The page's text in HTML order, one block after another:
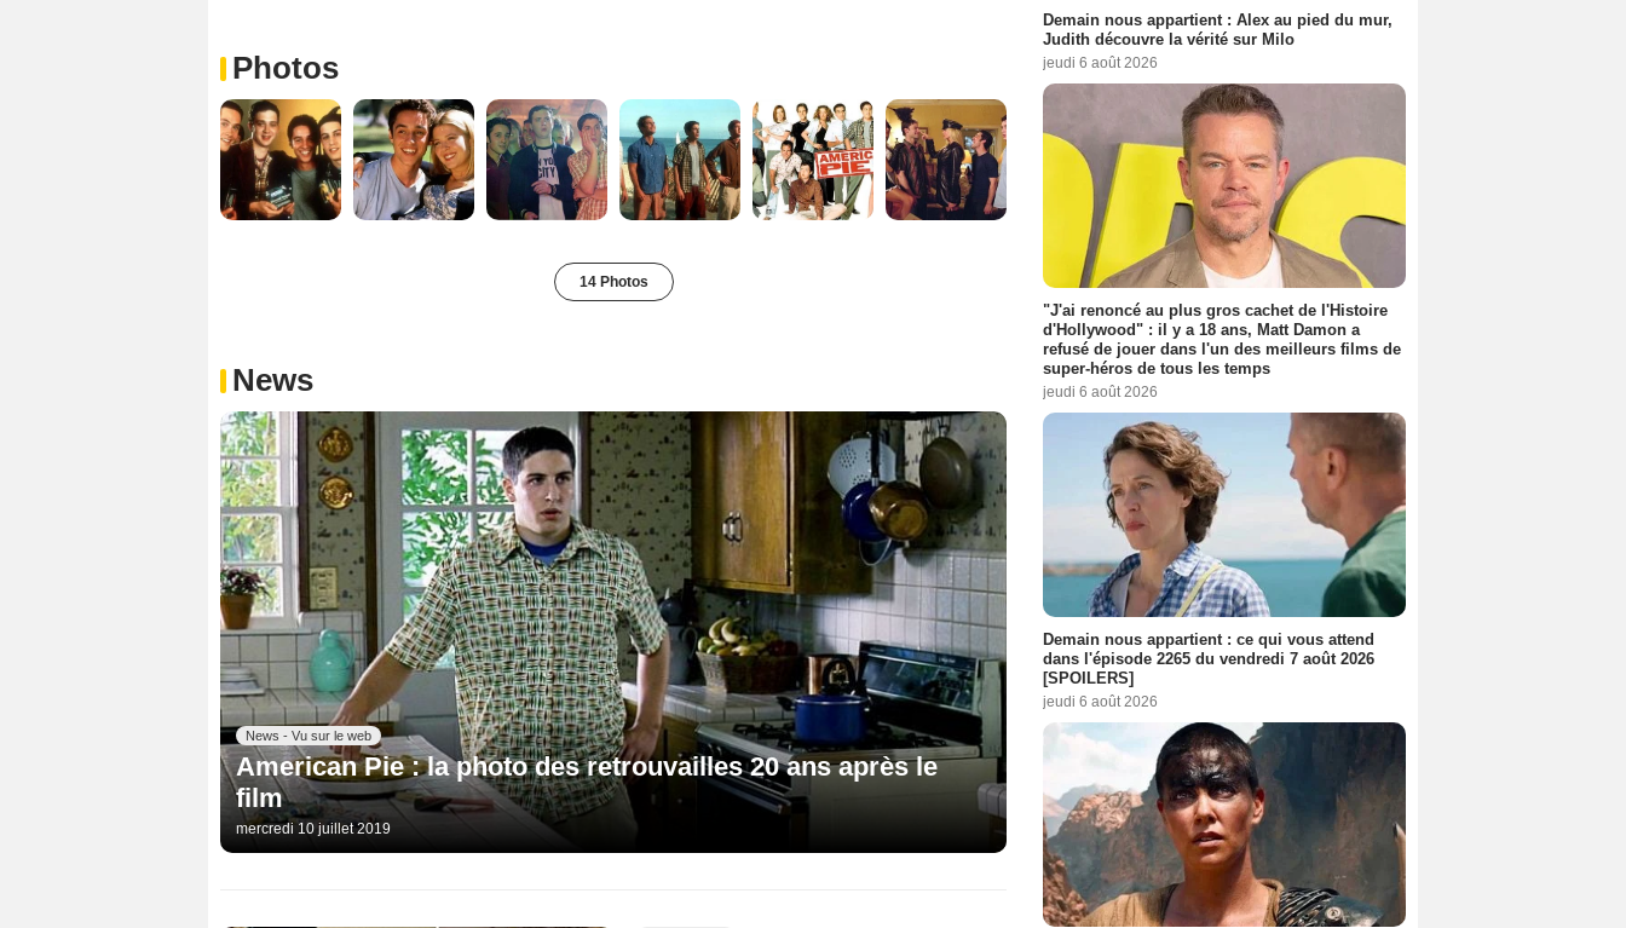
Photos
14 Photos
News
News - Vu sur le web
American Pie : la photo des retrouvailles 20 ans après le
film
mercredi 10 juillet 2019
Demain nous appartient : Alex au pied du mur,
Judith découvre la vérité sur Milo
jeudi 6 août 2026
"J'ai renoncé au plus gros cachet de l'Histoire
d'Hollywood" : il y a 18 ans, Matt Damon a
refusé de jouer dans l'un des meilleurs films de
super-héros de tous les temps
jeudi 6 août 2026
Demain nous appartient : ce qui vous attend
dans l'épisode 2265 du vendredi 7 août 2026
[SPOILERS]
jeudi 6 août 2026